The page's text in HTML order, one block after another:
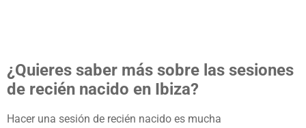
¿Quieres saber más sobre las sesiones
de recién nacido en Ibiza?
Hacer una sesión de recién nacido es mucha